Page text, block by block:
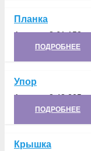
Планка
Артикул:8.61.153
ПОДРОБНЕЕ
Упор
Артикул:8.43.205
ПОДРОБНЕЕ
Крышка